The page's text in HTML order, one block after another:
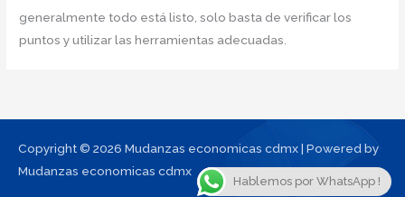
generalmente todo está listo, solo basta de verificar los
puntos y utilizar las herramientas adecuadas.
Copyright © 2026 Mudanzas economicas cdmx | Powered by
Mudanzas economicas cdmx
Hablemos por WhatsApp !